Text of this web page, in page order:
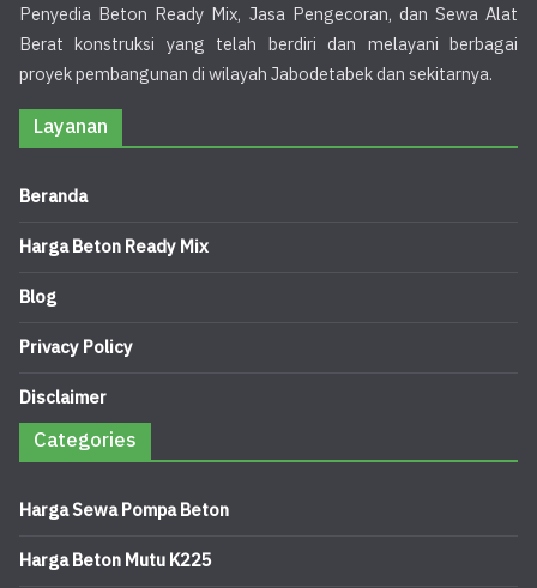
Penyedia Beton Ready Mix, Jasa Pengecoran, dan Sewa Alat
Berat konstruksi yang telah berdiri dan melayani berbagai
proyek pembangunan di wilayah Jabodetabek dan sekitarnya.
Layanan
Beranda
Harga Beton Ready Mix
Blog
Privacy Policy
Disclaimer
Categories
Harga Sewa Pompa Beton
Harga Beton Mutu K225